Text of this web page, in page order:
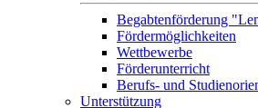
Begabtenförderung
Fördermöglichkeiten
Wettbewerbe
Förderunterricht
Berufs- und
Unterstützung